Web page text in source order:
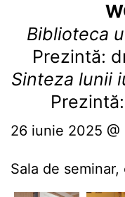
Biblioteca
Prezintă:
Sinteza lunii
26 iunie 2025 @
Sala de seminar,